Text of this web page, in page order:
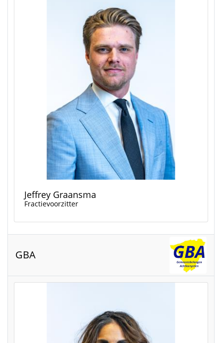
Jeffrey Graansma
Fractievoorzitter
GBA